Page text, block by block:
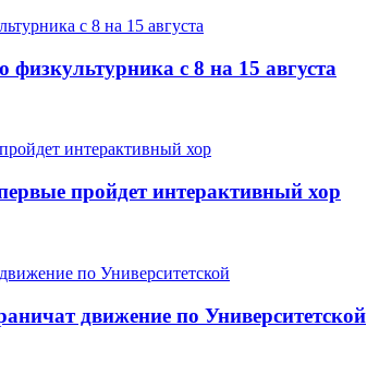
с 8 на 15 августа
пройдет интерактивный хор
движение по Университетской